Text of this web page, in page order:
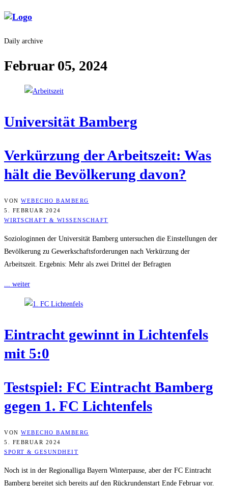
Daily archive
Februar 05, 2024
Uni­ver­si­tät Bamberg
Ver­kür­zung der Arbeits­zeit: Was
hält die Bevöl­ke­rung davon?
VON WEBECHO BAMBERG
5. FEBRUAR 2024
WIRTSCHAFT & WISSENSCHAFT
Soziologinnen der Universität Bamberg untersuchen die Einstellungen der
Bevölkerung zu Gewerkschaftsforderungen nach Verkürzung der
Arbeitszeit. Ergebnis: Mehr als zwei Drittel der Befragten
... weiter
Ein­tracht gewinnt in Lich­ten­fels
mit 5:0
Test­spiel: FC Ein­tracht Bam­berg
gegen 1. FC Lichtenfels
VON WEBECHO BAMBERG
5. FEBRUAR 2024
SPORT & GESUNDHEIT
Noch ist in der Regionalliga Bayern Winterpause, aber der FC Eintracht
Bamberg bereitet sich bereits auf den Rückrundenstart Ende Februar vor.